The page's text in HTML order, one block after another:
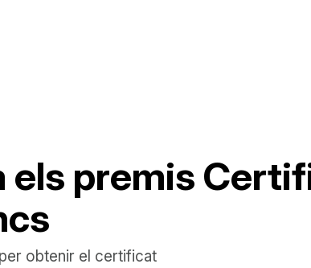
els premis
obtenir el certificat